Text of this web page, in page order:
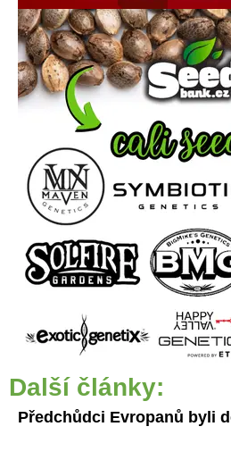
Další články:
Předchůdci Evropanů byli